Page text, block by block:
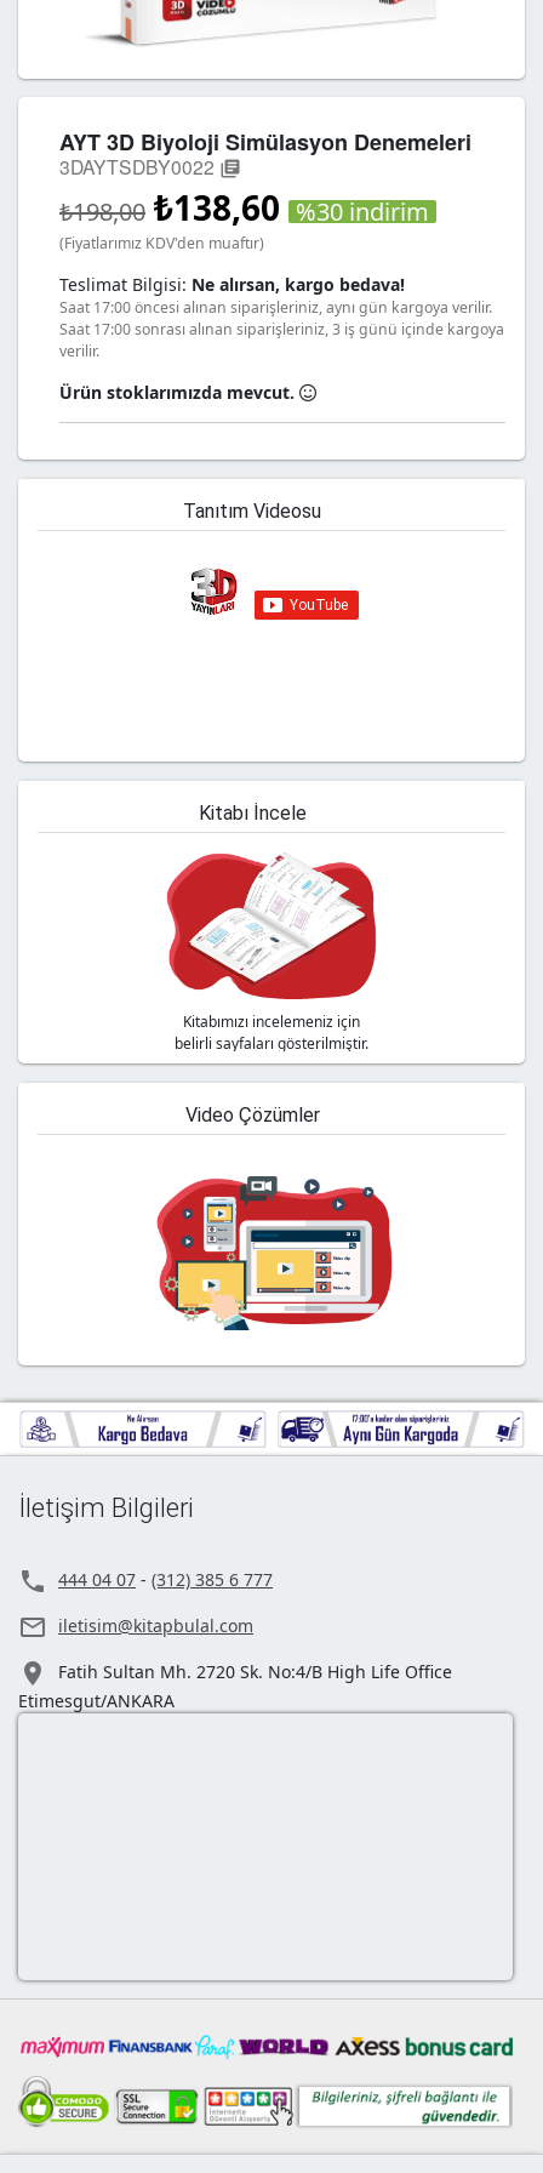
AYT 3D Biyoloji Simülasyon Denemeleri
3DAYTSDBY0022 library_books
₺198,00 ₺138,60 %30 indirim
(Fiyatlarımız KDV'den muaftır)
Teslimat Bilgisi: Ne alırsan, kargo bedava!
Saat 17:00 öncesi alınan siparişleriniz, aynı gün kargoya verilir.
Saat 17:00 sonrası alınan siparişleriniz, 3 iş günü içinde kargoya
verilir.
Ürün stoklarımızda mevcut.
Tanıtım Videosu
Kitabı İncele
Kitabımızı incelemeniz için
belirli sayfaları gösterilmiştir.
Video Çözümler
İletişim Bilgileri
 444 04 07 - (312) 385 6 777
 iletisim@kitapbulal.com

Fatih Sultan Mh. 2720 Sk. No:4/B High Life Office
Etimesgut/ANKARA